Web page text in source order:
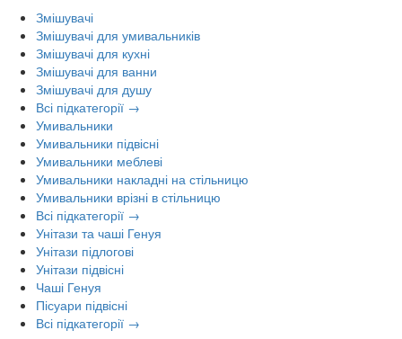
Змішувачі
Змішувачі для умивальників
Змішувачі для кухні
Змішувачі для ванни
Змішувачі для душу
Всі підкатегорії →
Умивальники
Умивальники підвісні
Умивальники меблеві
Умивальники накладні на стільницю
Умивальники врізні в стільницю
Всі підкатегорії →
Унітази та чаші Генуя
Унітази підлогові
Унітази підвісні
Чаші Генуя
Пісуари підвісні
Всі підкатегорії →